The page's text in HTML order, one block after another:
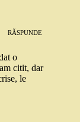
RĂSPUNDE
o
citit, dar
le